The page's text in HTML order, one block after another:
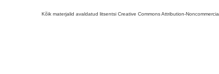
Kõik materjalid avaldatud litsentsi Creative Commons Attribution-